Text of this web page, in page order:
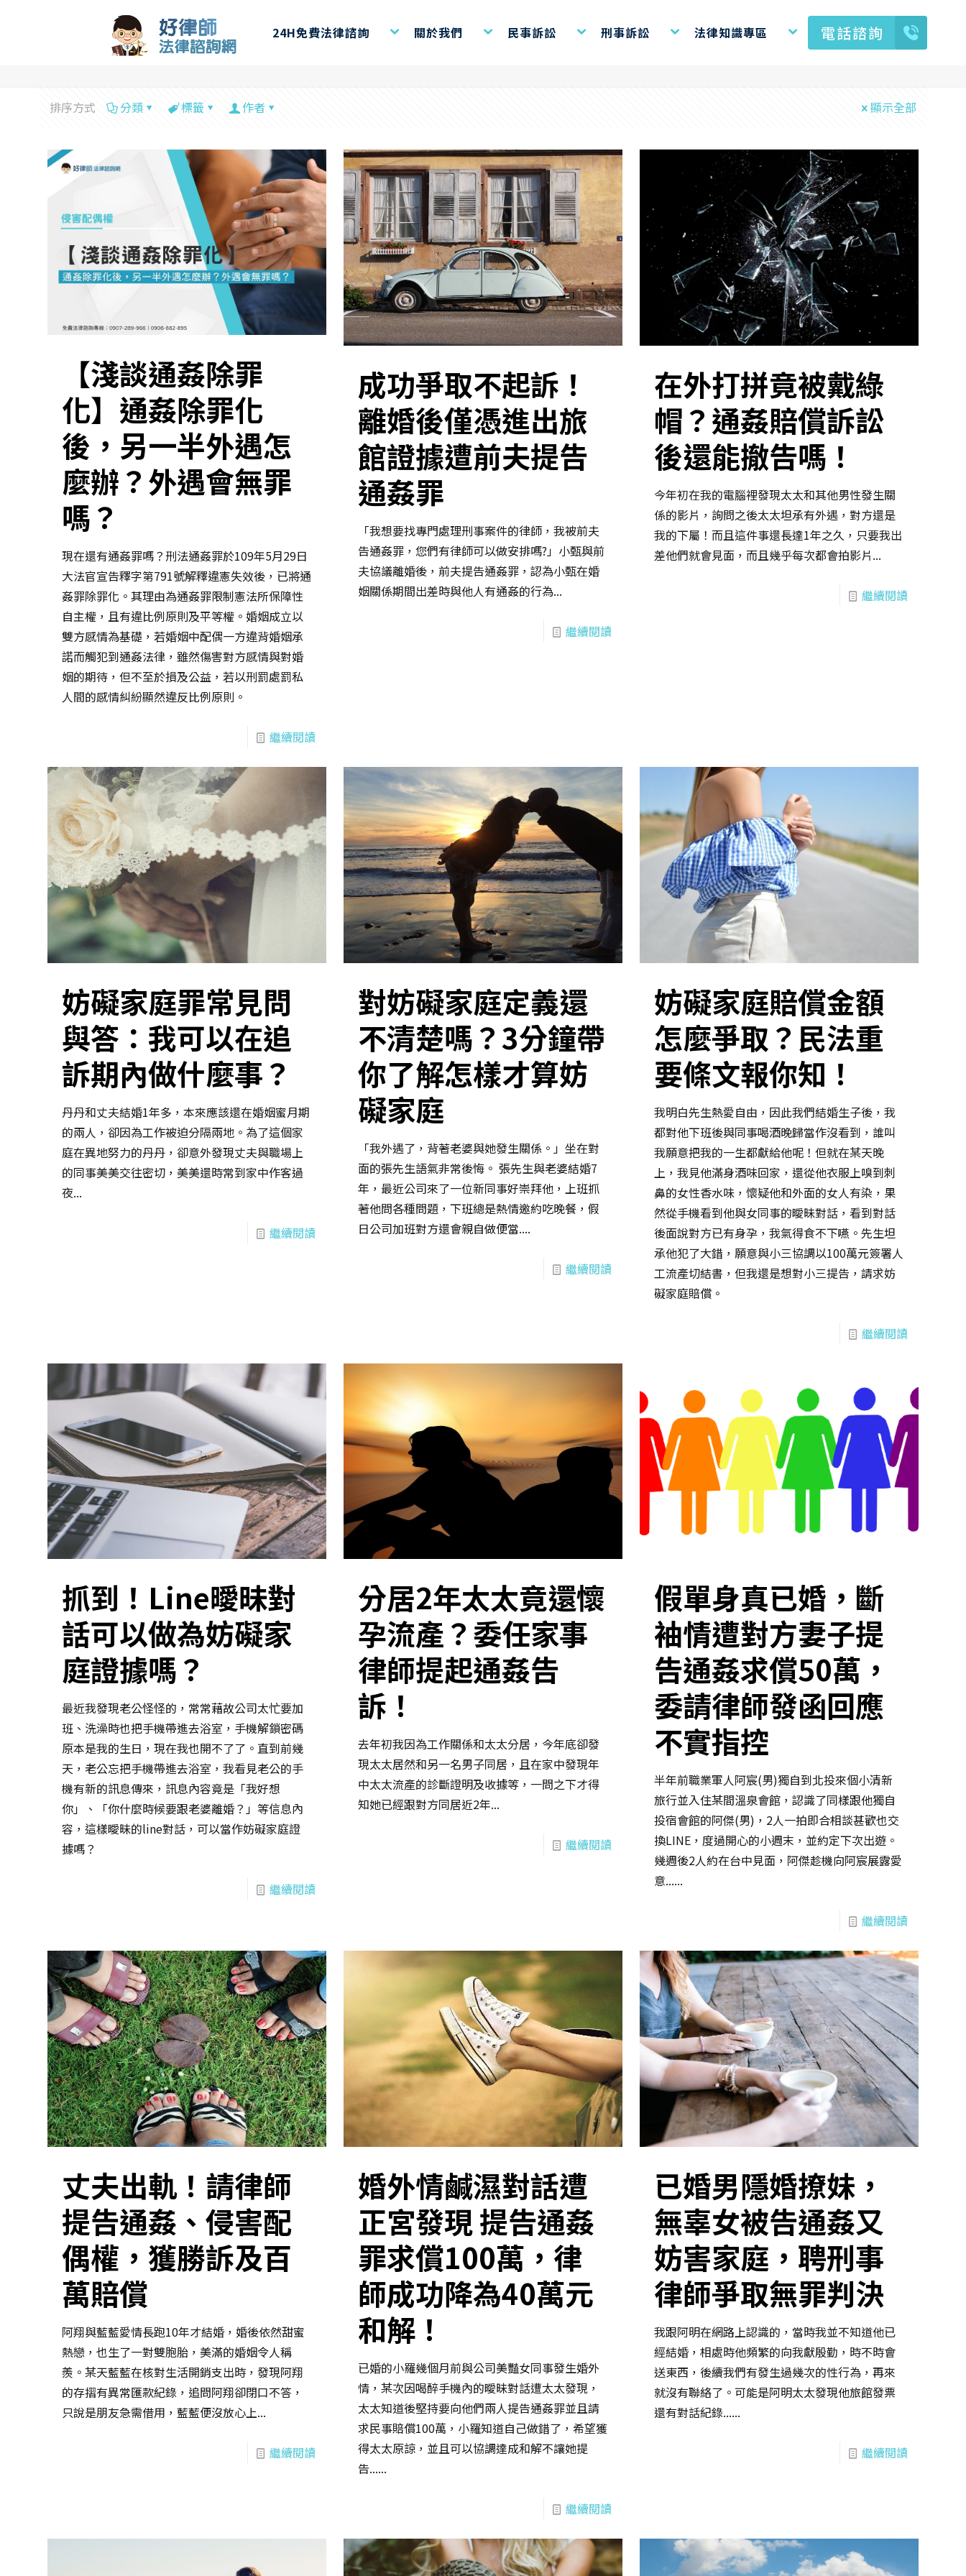
24H免費法律諮詢 關於我們 民事訴訟 刑事訴訟 法律知識專區 電話諮詢
通姦
排序方式 分類 標籤 作者 顯示全部
【淺談通姦除罪
化】通姦除罪化
後，另一半外遇怎
麼辦？外遇會無罪
嗎？
現在還有通姦罪嗎？刑法通姦罪於109年5月29日
大法官宣告釋字第791號解釋違憲失效後，已將通
姦罪除罪化。其理由為通姦罪限制憲法所保障性
自主權，且有違比例原則及平等權。婚姻成立以
雙方感情為基礎，若婚姻中配偶一方違背婚姻承
諾而觸犯到通姦法律，雖然傷害對方感情與對婚
姻的期待，但不至於損及公益，若以刑罰處罰私
人間的感情糾紛顯然違反比例原則。
繼續閱讀
成功爭取不起訴！
離婚後僅憑進出旅
館證據遭前夫提告
通姦罪
「我想要找專門處理刑事案件的律師，我被前夫
告通姦罪，您們有律師可以做安排嗎?」小甄與前
夫協議離婚後，前夫提告通姦罪，認為小甄在婚
姻關係期間出差時與他人有通姦的行為...
繼續閱讀
在外打拼竟被戴綠
帽？通姦賠償訴訟
後還能撤告嗎！
今年初在我的電腦裡發現太太和其他男性發生關
係的影片，詢問之後太太坦承有外遇，對方還是
我的下屬！而且這件事還長達1年之久，只要我出
差他們就會見面，而且幾乎每次都會拍影片...
繼續閱讀
妨礙家庭罪常見問
與答：我可以在追
訴期內做什麼事？
丹丹和丈夫結婚1年多，本來應該還在婚姻蜜月期
的兩人，卻因為工作被迫分隔兩地。為了這個家
庭在異地努力的丹丹，卻意外發現丈夫與職場上
的同事美美交往密切，美美還時常到家中作客過
夜...
繼續閱讀
對妨礙家庭定義還
不清楚嗎？3分鐘帶
你了解怎樣才算妨
礙家庭
「我外遇了，背著老婆與她發生關係。」坐在對
面的張先生語氣非常後悔。 張先生與老婆結婚7
年，最近公司來了一位新同事好崇拜他，上班抓
著他問各種問題，下班總是熱情邀約吃晚餐，假
日公司加班對方還會親自做便當....
繼續閱讀
妨礙家庭賠償金額
怎麼爭取？民法重
要條文報你知！
我明白先生熱愛自由，因此我們結婚生子後，我
都對他下班後與同事喝酒晚歸當作沒看到，誰叫
我願意把我的一生都獻給他呢！但就在某天晚
上，我見他滿身酒味回家，還從他衣服上嗅到刺
鼻的女性香水味，懷疑他和外面的女人有染，果
然從手機看到他與女同事的曖昧對話，看到對話
後面說對方已有身孕，我氣得食不下嚥。先生坦
承他犯了大錯，願意與小三協調以100萬元簽署人
工流產切結書，但我還是想對小三提告，請求妨
礙家庭賠償。
繼續閱讀
抓到！Line曖昧對
話可以做為妨礙家
庭證據嗎？
最近我發現老公怪怪的，常常藉故公司太忙要加
班、洗澡時也把手機帶進去浴室，手機解鎖密碼
原本是我的生日，現在我也開不了了。直到前幾
天，老公忘把手機帶進去浴室，我看見老公的手
機有新的訊息傳來，訊息內容竟是「我好想
你」、「你什麼時候要跟老婆離婚？」等信息內
容，這樣曖昧的line對話，可以當作妨礙家庭證
據嗎？
繼續閱讀
分居2年太太竟還懷
孕流產？委任家事
律師提起通姦告
訴！
去年初我因為工作關係和太太分居，今年底卻發
現太太居然和另一名男子同居，且在家中發現年
中太太流產的診斷證明及收據等，一問之下才得
知她已經跟對方同居近2年...
繼續閱讀
假單身真已婚，斷
袖情遭對方妻子提
告通姦求償50萬，
委請律師發函回應
不實指控
半年前職業軍人阿宸(男)獨自到北投來個小清新
旅行並入住某間溫泉會館，認識了同樣跟他獨自
投宿會館的阿傑(男)，2人一拍即合相談甚歡也交
換LINE，度過開心的小週末，並約定下次出遊。
幾週後2人約在台中見面，阿傑趁機向阿宸展露愛
意......
繼續閱讀
丈夫出軌！請律師
提告通姦、侵害配
偶權，獲勝訴及百
萬賠償
阿翔與藍藍愛情長跑10年才結婚，婚後依然甜蜜
熱戀，也生了一對雙胞胎，美滿的婚姻令人稱
羨。某天藍藍在核對生活開銷支出時，發現阿翔
的存摺有異常匯款紀錄，追問阿翔卻閉口不答，
只說是朋友急需借用，藍藍便沒放心上...
繼續閱讀
婚外情鹹濕對話遭
正宮發現 提告通姦
罪求償100萬，律
師成功降為40萬元
和解！
已婚的小羅幾個月前與公司美豔女同事發生婚外
情，某次因喝醉手機內的曖昧對話遭太太發現，
太太知道後堅持要向他們兩人提告通姦罪並且請
求民事賠償100萬，小羅知道自己做錯了，希望獲
得太太原諒，並且可以協調達成和解不讓她提
告......
繼續閱讀
已婚男隱婚撩妹，
無辜女被告通姦又
妨害家庭，聘刑事
律師爭取無罪判決
我跟阿明在網路上認識的，當時我並不知道他已
經結婚，相處時他頻繁的向我獻殷勤，時不時會
送東西，後續我們有發生過幾次的性行為，再來
就沒有聯絡了。可能是阿明太太發現他旅館發票
還有對話紀錄......
繼續閱讀